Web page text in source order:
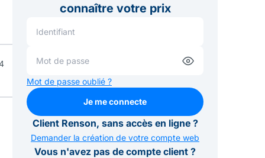
connaître votre prix
Mot de passe oublié ?
Je me connecte
Client Renson, sans accès en ligne ?
Demander la création de votre compte web
Vous n'avez pas de compte client ?